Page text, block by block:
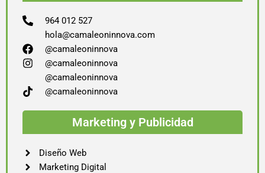
964 012 527
hola@camaleoninnova.com
@camaleoninnova
@camaleoninnova
@camaleoninnova
@camaleoninnova
Marketing y Publicidad
Diseño Web
Marketing Digital